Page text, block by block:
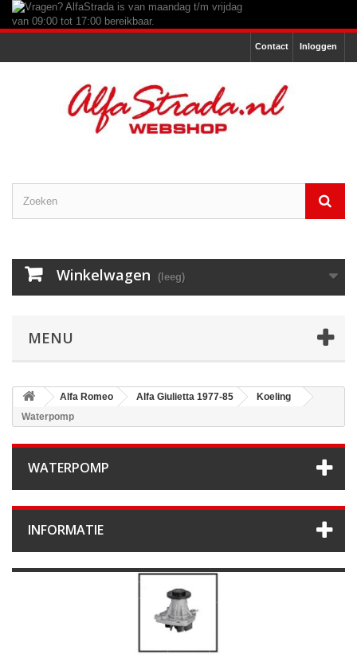
Inloggen
Contact
Winkelwagen (leeg)
MENU
Alfa Romeo Alfa Giulietta 1977-85
Koeling
Waterpomp
WATERPOMP
INFORMATIE